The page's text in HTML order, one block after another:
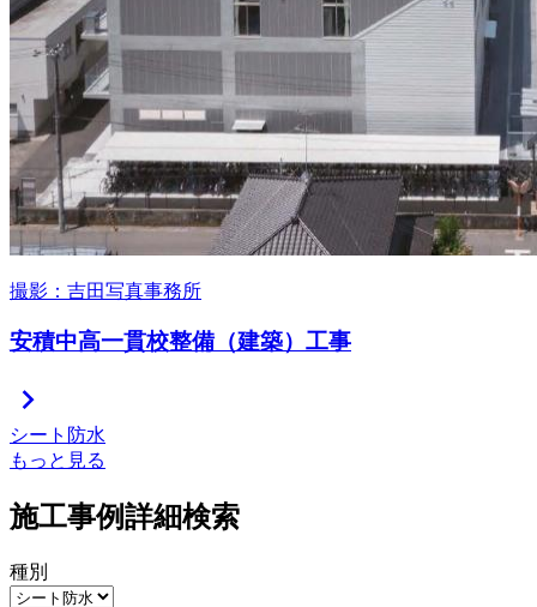
撮影：吉田写真事務所
安積中高一貫校整備（建築）工事
chevron_right
シート防水
もっと見る
施工事例詳細検索
種別